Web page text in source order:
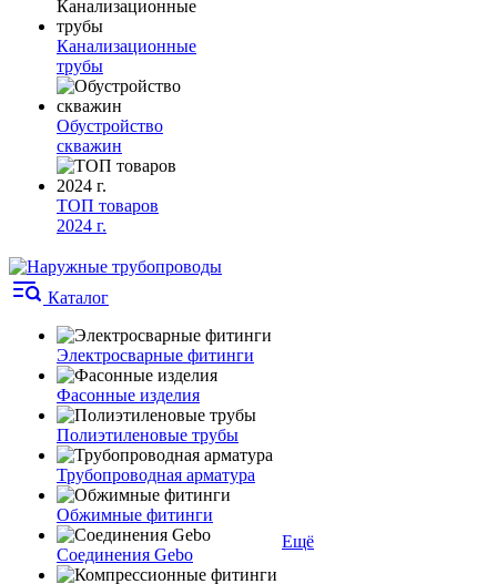
Канализационные
трубы
Обустройство
скважин
ТОП товаров
2024 г.
Каталог
Электросварные фитинги
Фасонные изделия
Полиэтиленовые трубы
Трубопроводная арматура
Обжимные фитинги
Соединения Gebo
Ещё